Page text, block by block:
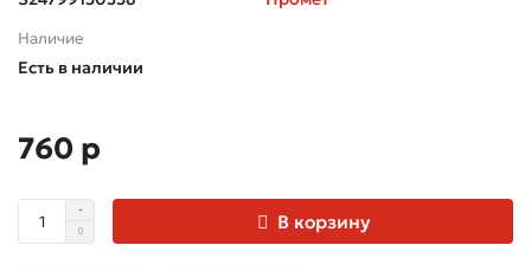
Наличие
Есть в наличии
760 р
В корзину